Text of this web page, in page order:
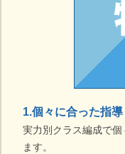
1.個々に合った指導
実力別クラス編成で
ます。